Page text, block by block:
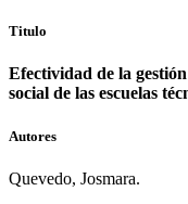
Titulo
Efectividad de la
social de las escuelas
Autores
Quevedo, Josmara.